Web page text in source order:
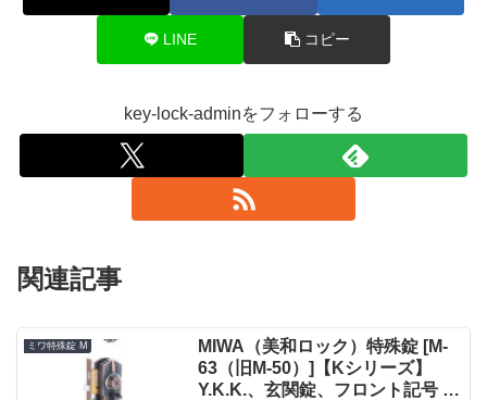
LINE コピー
key-lock-adminをフォローする
関連記事
ミワ特殊錠 M
MIWA（美和ロック）特殊錠 [M-
63（旧M-50）]【Kシリーズ】
Y.K.K.、玄関錠、フロント記号 補